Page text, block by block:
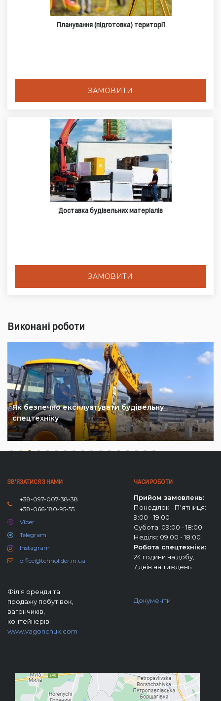
Планування (підготовка) території
ЗАМОВИТИ
Доставка будівельних матеріалів
ЗАМОВИТИ
Виконані роботи
Як безпечно експлуатувати будівельну
спецтехніку
ЗВ'ЯЗАТИСЯ З НАМИ
+38-097-007-38-38
+38-066-180-95-55
Viber
Telegram
Instagram
office@tehnolider.in.ua
Філія оренди та
продажу побутівок,
вагончиків,
контейнерів:
www.vagonchuk.com
ЧАСИ РОБОТИ
Прийом замовлень:
Понеділок - П'ятниця:
9:00 - 19:00
Субота: 09:00 - 18:00
Неділя: 09:00 - 18:00
Робота спецтехніки:
24 години на добу,
7 днів на тиждень.
Документи